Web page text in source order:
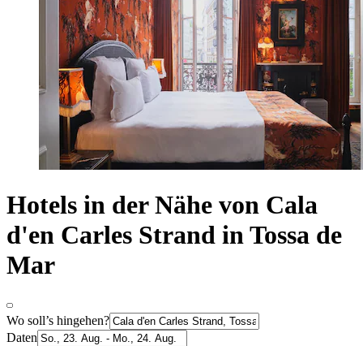
Hotels in der Nähe von Cala
d'en Carles Strand in Tossa de
Mar
Wo soll’s hingehen?
Daten